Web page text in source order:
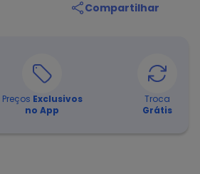
Compartilhar
Preços Exclusivos
no App
Troca
Grátis